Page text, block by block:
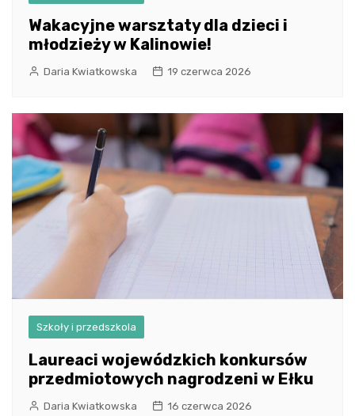
Wakacyjne warsztaty dla dzieci i
młodzieży w Kalinowie!
Daria Kwiatkowska 19 czerwca 2026
Szkoły i przedszkola
Laureaci wojewódzkich konkursów
przedmiotowych nagrodzeni w Ełku
Daria Kwiatkowska 16 czerwca 2026